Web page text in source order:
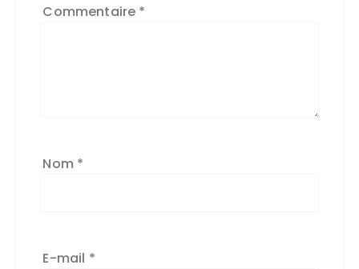
Commentaire *
Nom *
E-mail *
r